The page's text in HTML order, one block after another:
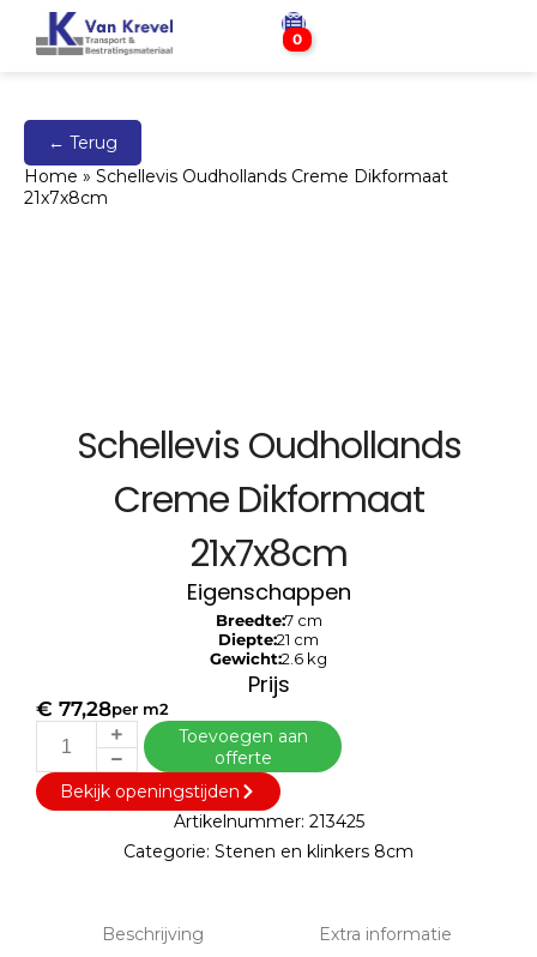
0
← Terug
Home » Schellevis Oudhollands Creme Dikformaat
21x7x8cm
Schellevis Oudhollands
Creme Dikformaat
21x7x8cm
Eigenschappen
Breedte:7 cm
Diepte:21 cm
Gewicht:2.6 kg
Prijs
€ 77,28per m2
Toevoegen aan
offerte
Bekijk openingstijden
Artikelnummer: 213425
Categorie: Stenen en klinkers 8cm
Beschrijving Extra informatie